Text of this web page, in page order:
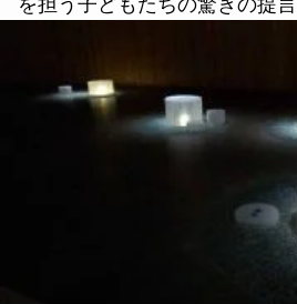
を担う子どもたちの驚きの提